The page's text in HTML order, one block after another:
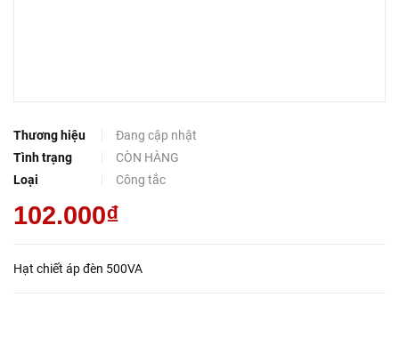
Thương hiệu
Đang cập nhật
Tình trạng
CÒN HÀNG
Loại
Công tắc
102.000₫
Hạt chiết áp đèn 500VA